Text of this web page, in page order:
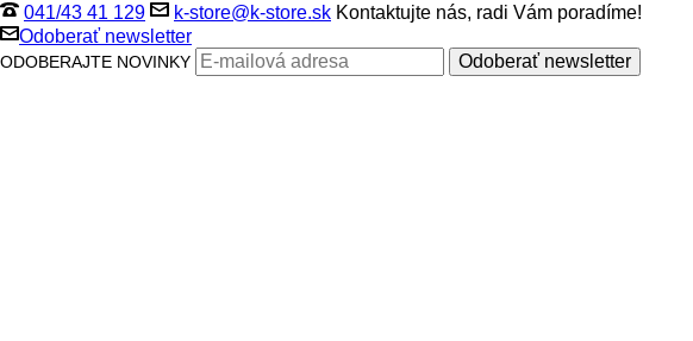
041/43 41 129 k-store@k-store.sk Kontaktujte nás, radi Vám poradíme!
Odoberať newsletter
ODOBERAJTE NOVINKY